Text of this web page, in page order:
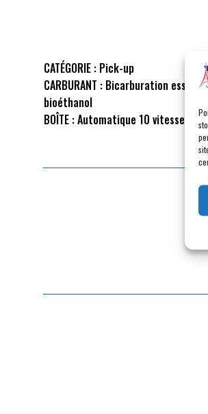
CATÉGORIE : Pick-up
CARBURANT : Bicarburation essence
bioéthanol
BOÎTE :Automatique 10 vitesses